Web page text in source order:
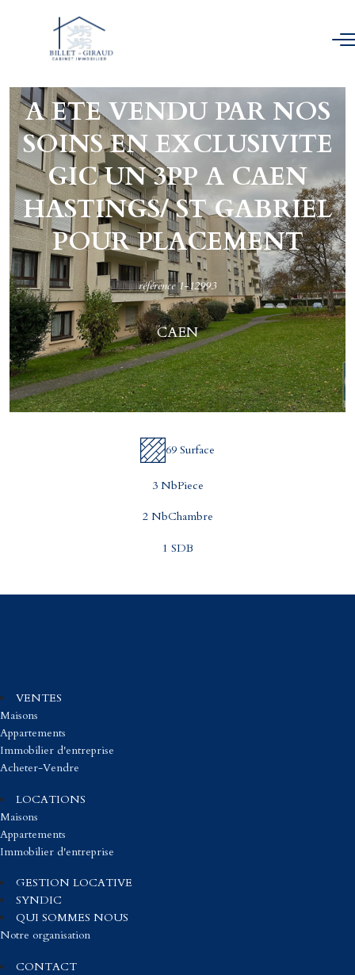
A ETE VENDU PAR NOS
SOINS EN EXCLUSIVITE
GIC UN 3PP A CAEN
HASTINGS/ ST GABRIEL
POUR PLACEMENT
référence 1-12993
CAEN
69 Surface
3 NbPiece
2 NbChambre
1 SDB
VENTES
Maisons
Appartements
Immobilier d'entreprise
Acheter-Vendre
LOCATIONS
Maisons
Appartements
Immobilier d'entreprise
GESTION LOCATIVE
SYNDIC
QUI SOMMES NOUS
Notre organisation
CONTACT